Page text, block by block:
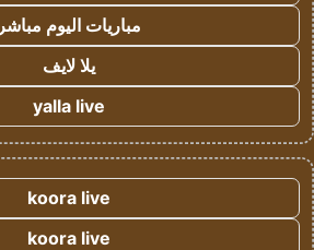
مباريات اليوم مباشر
يلا لايف
yalla live
koora live
koora live